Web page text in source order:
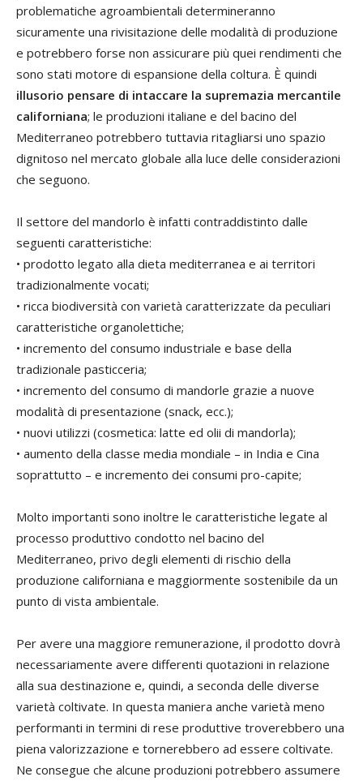
problematiche agroambientali determineranno
sicuramente una rivisitazione delle modalità di produzione
e potrebbero forse non assicurare più quei rendimenti che
sono stati motore di espansione della coltura. È quindi
illusorio pensare di intaccare la supremazia mercantile
californiana; le produzioni italiane e del bacino del
Mediterraneo potrebbero tuttavia ritagliarsi uno spazio
dignitoso nel mercato globale alla luce delle considerazioni
che seguono.
Il settore del mandorlo è infatti contraddistinto dalle
seguenti caratteristiche:
• prodotto legato alla dieta mediterranea e ai territori
tradizionalmente vocati;
• ricca biodiversità con varietà caratterizzate da peculiari
caratteristiche organolettiche;
• incremento del consumo industriale e base della
tradizionale pasticceria;
• incremento del consumo di mandorle grazie a nuove
modalità di presentazione (snack, ecc.);
• nuovi utilizzi (cosmetica: latte ed olii di mandorla);
• aumento della classe media mondiale – in India e Cina
soprattutto – e incremento dei consumi pro-capite;
Molto importanti sono inoltre le caratteristiche legate al
processo produttivo condotto nel bacino del
Mediterraneo, privo degli elementi di rischio della
produzione californiana e maggiormente sostenibile da un
punto di vista ambientale.
Per avere una maggiore remunerazione, il prodotto dovrà
necessariamente avere differenti quotazioni in relazione
alla sua destinazione e, quindi, a seconda delle diverse
varietà coltivate. In questa maniera anche varietà meno
performanti in termini di rese produttive troverebbero una
piena valorizzazione e tornerebbero ad essere coltivate.
Ne consegue che alcune produzioni potrebbero assumere